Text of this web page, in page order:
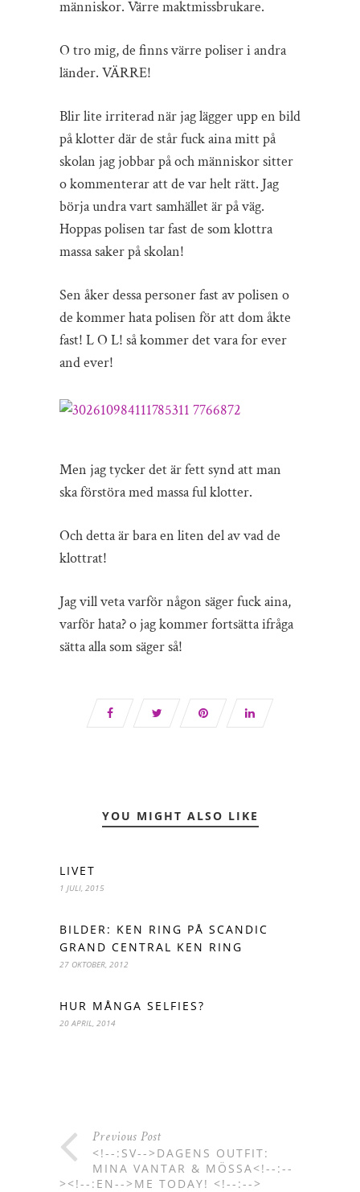
människor. Värre maktmissbrukare.
O tro mig, de finns värre poliser i andra
länder. VÄRRE!
Blir lite irriterad när jag lägger upp en bild
på klotter där de står fuck aina mitt på
skolan jag jobbar på och människor sitter
o kommenterar att de var helt rätt. Jag
börja undra vart samhället är på väg.
Hoppas polisen tar fast de som klottra
massa saker på skolan!
Sen åker dessa personer fast av polisen o
de kommer hata polisen för att dom åkte
fast! L O L! så kommer det vara for ever
and ever!
Men jag tycker det är fett synd att man
ska förstöra med massa ful klotter.
Och detta är bara en liten del av vad de
klottrat!
Jag vill veta varför någon säger fuck aina,
varför hata? o jag kommer fortsätta ifråga
sätta alla som säger så!
YOU MIGHT ALSO LIKE
LIVET
1 JULI, 2015
BILDER: KEN RING PÅ SCANDIC
GRAND CENTRAL KEN RING
27 OKTOBER, 2012
HUR MÅNGA SELFIES?
20 APRIL, 2014
Previous Post
<!--:SV-->DAGENS OUTFIT:
MINA VANTAR & MÖSSA<!--:--
><!--:EN-->ME TODAY! <!--:-->